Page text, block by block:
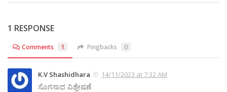
1 RESPONSE
Comments 1 Pingbacks 0
K.V Shashidhara 14/11/2023 at 7:32 AM
ಸೊಗಸಾದ ವಿಶ್ಲೇಷಣೆ